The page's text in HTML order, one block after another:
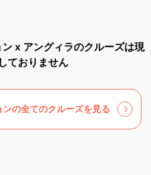
x アングィラのクルーズは現
ておりません
の全てのクルーズを見る